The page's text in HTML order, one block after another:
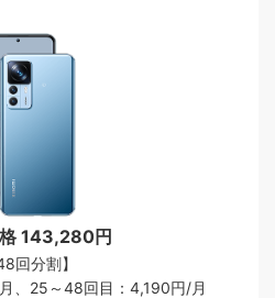
143,280円
回分割】
、25～48回目：4,190円/月